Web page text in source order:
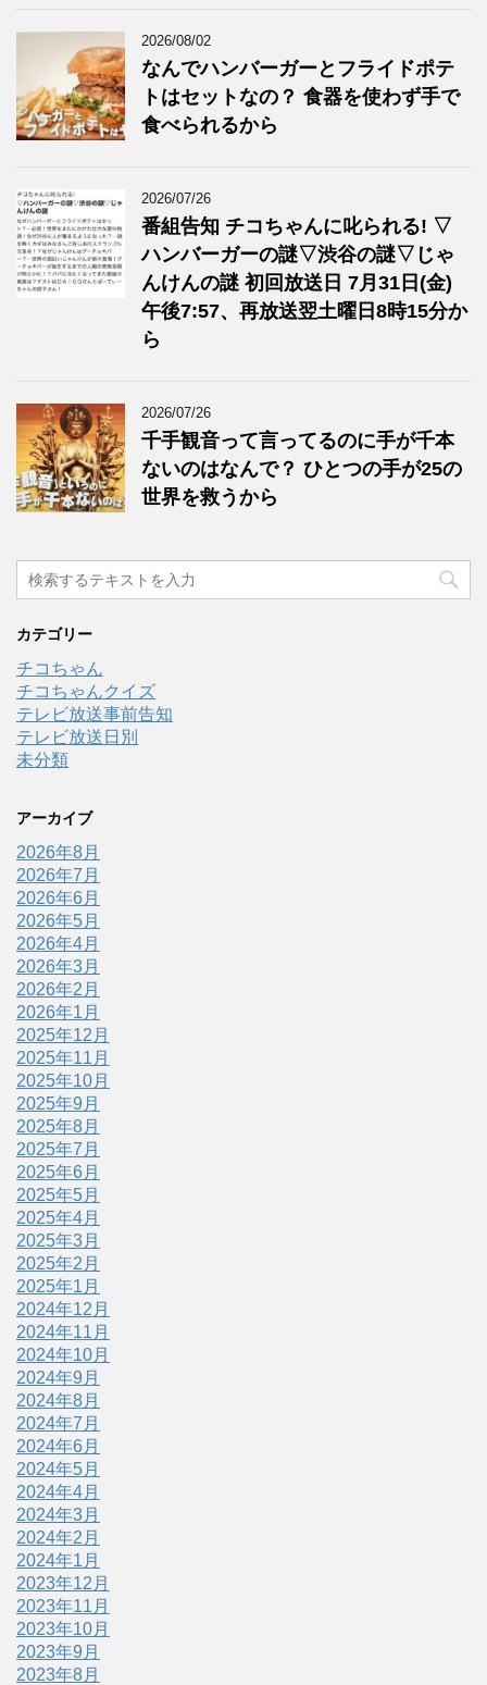
2026/08/02
なんでハンバーガーとフライドポテ
トはセットなの？ 食器を使わず手で
食べられるから
2026/07/26
番組告知 チコちゃんに叱られる! ▽
ハンバーガーの謎▽渋谷の謎▽じゃ
んけんの謎 初回放送日 7月31日(金)
午後7:57、再放送翌土曜日8時15分か
ら
2026/07/26
千手観音って言ってるのに手が千本
ないのはなんで？ ひとつの手が25の
世界を救うから
カテゴリー
チコちゃん
チコちゃんクイズ
テレビ放送事前告知
テレビ放送日別
未分類
アーカイブ
2026年8月
2026年7月
2026年6月
2026年5月
2026年4月
2026年3月
2026年2月
2026年1月
2025年12月
2025年11月
2025年10月
2025年9月
2025年8月
2025年7月
2025年6月
2025年5月
2025年4月
2025年3月
2025年2月
2025年1月
2024年12月
2024年11月
2024年10月
2024年9月
2024年8月
2024年7月
2024年6月
2024年5月
2024年4月
2024年3月
2024年2月
2024年1月
2023年12月
2023年11月
2023年10月
2023年9月
2023年8月